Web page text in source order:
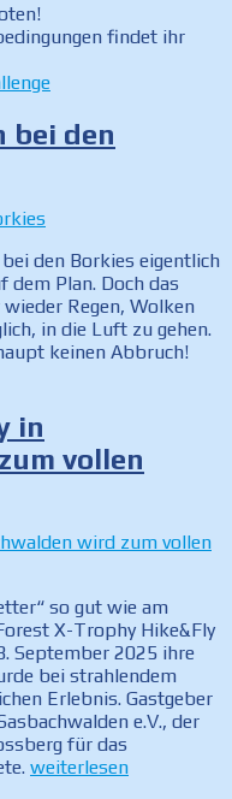
findet ihr
bei den
den Borkies eigentlich
Plan. Doch das
Regen, Wolken
in die Luft zu gehen.
keinen Abbruch!
in
vollen
so gut wie am
X-Trophy Hike&Fly
September 2025 ihre
bei strahlendem
Erlebnis. Gastgeber
e.V., der
für das
„Black
weiterlesen